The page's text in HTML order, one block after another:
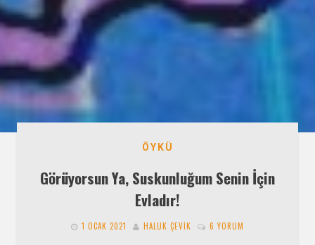
ÖYKÜ
Görüyorsun Ya, Suskunluğum Senin İçin
Evladır!
1 OCAK 2021 HALUK ÇEVIK 6 YORUM